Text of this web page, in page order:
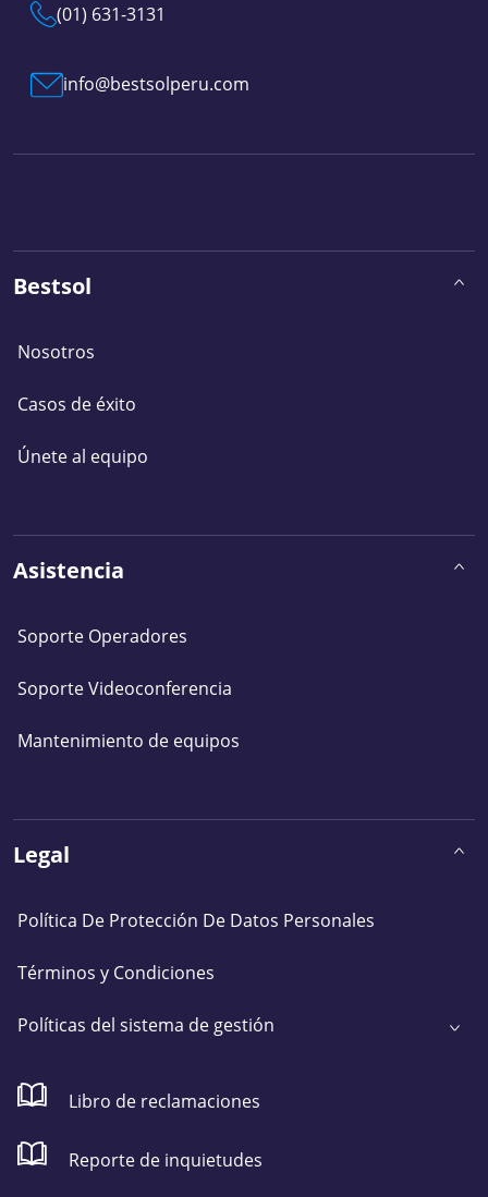
(01) 631-3131
info@bestsolperu.com
Bestsol
Nosotros
Casos de éxito
Únete al equipo
Asistencia
Soporte Operadores
Soporte Videoconferencia
Mantenimiento de equipos
Legal
Política De Protección De Datos Personales
Términos y Condiciones
Políticas del sistema de gestión
Libro de reclamaciones
Reporte de inquietudes